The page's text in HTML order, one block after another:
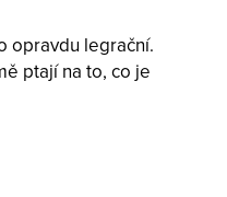
opravdu legrační.
ptají na to, co je